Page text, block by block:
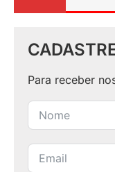
Para receber